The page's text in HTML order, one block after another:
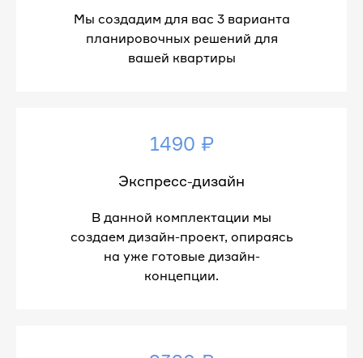
Мы создадим для вас 3 варианта
планировочных решений для
вашей квартиры
1490 ₽
Экспресс-дизайн
В данной комплектации мы
создаем дизайн-проект, опираясь
на уже готовые дизайн-
концепции.